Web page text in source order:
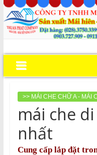
>> MÁI CHE CHỮ A - MÁI
mái che
nhất
Cung cấp lắp đặt